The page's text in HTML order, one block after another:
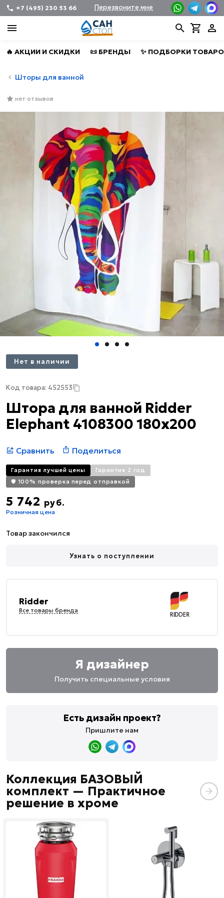
+7 (495) 230 53 66 Перезвоните мне
🔥 АКЦИИ И СКИДКИ 📜 БРЕНДЫ ✨ ПОДБОРКИ
Шторы для ванной
нет отзывов
Нет в наличии
Код товара: 452553
Штора для ванной Ridder
Elephant 4108300 180х200
Сравнить Поделиться
Гарантия лучшей цены
Гарантия 2 год
🛡️ 100% проверка перед отправкой
5 742 руб.
Розничная цена
Товар закончился
Узнать о поступлении
Ridder
Все товары бренда
Я дизайнер
Получить специальные условия
Есть дизайн проект?
Пришлите нам
Коллекция БАЗОВЫЙ
комплект — Практичное
решение в хроме